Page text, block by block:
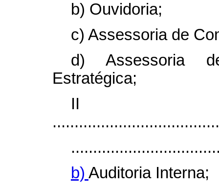
b) Ouvidoria;
c) Assessoria de
d) Assessoria
Estratégica;
b) Auditoria Interna;